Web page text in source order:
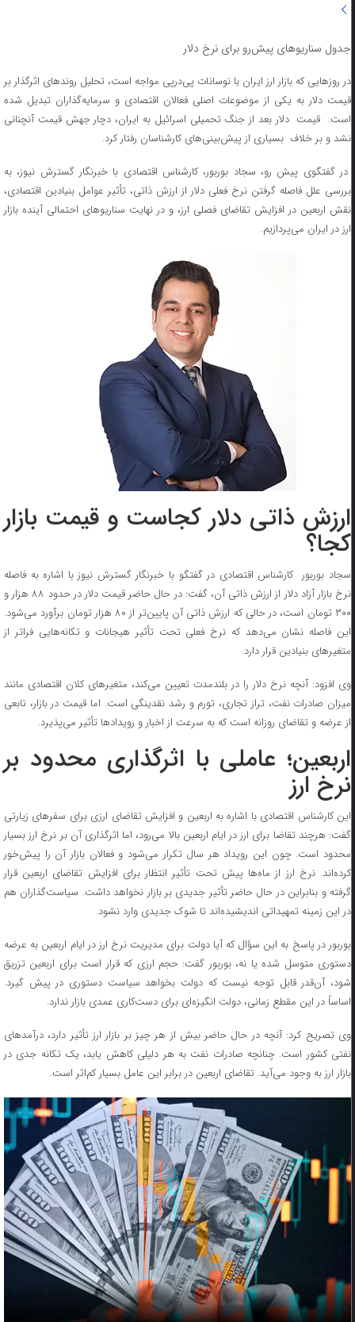
جدول سناریوهای پیش‌رو برای نرخ دلار
در روزهایی که بازار ارز ایران با نوسانات پی‌درپی مواجه است، تحلیل روندهای اثرگذار بر
قیمت دلار به یکی از موضوعات اصلی فعالان اقتصادی و سرمایه‌گذاران تبدیل شده
است. قیمت دلار بعد از جنگ تحمیلی اسرائیل به ایران، دچار جهش قیمت آنچنانی
نشد و بر خلاف بسیاری از پیش‌بینی‌های کارشناسان رفتار کرد.
در گفتگوی پیش رو، سجاد بوربور، کارشناس اقتصادی با خبرنگار گسترش نیوز، به
بررسی علل فاصله‌ گرفتن نرخ فعلی دلار از ارزش ذاتی، تأثیر عوامل بنیادین اقتصادی،
نقش اربعین در افزایش تقاضای فصلی ارز، و در نهایت سناریوهای احتمالی آینده بازار
ارز در ایران می‌پردازیم.
ارزش ذاتی دلار کجاست و قیمت بازار
کجا؟
سجاد بوربور کارشناس اقتصادی در گفتگو با خبرنگار گسترش نیوز با اشاره به فاصله
نرخ بازار آزاد دلار از ارزش ذاتی آن، گفت: در حال حاضر قیمت دلار در حدود ۸۸ هزار و
۳۰۰ تومان است، در حالی که ارزش ذاتی آن پایین‌تر از ۸۰ هزار تومان برآورد می‌شود.
این فاصله نشان می‌دهد که نرخ فعلی تحت تأثیر هیجانات و تکانه‌هایی فراتر از
متغیرهای بنیادین قرار دارد.
وی افزود: آنچه نرخ دلار را در بلندمدت تعیین می‌کند، متغیرهای کلان اقتصادی مانند
میزان صادرات نفت، تراز تجاری، تورم و رشد نقدینگی است. اما قیمت در بازار، تابعی
از عرضه و تقاضای روزانه است که به سرعت از اخبار و رویدادها تأثیر می‌پذیرد.
اربعین؛ عاملی با اثرگذاری محدود بر
نرخ ارز
این کارشناس اقتصادی با اشاره به اربعین و افزایش تقاضای ارزی برای سفرهای زیارتی
گفت: هرچند تقاضا برای ارز در ایام اربعین بالا می‌رود، اما اثرگذاری آن بر نرخ ارز بسیار
محدود است. چون این رویداد هر سال تکرار می‌شود و فعالان بازار آن را پیش‌خور
کرده‌اند. نرخ ارز از ماه‌ها پیش تحت تأثیر انتظار برای افزایش تقاضای اربعین قرار
گرفته و بنابراین در حال حاضر تأثیر جدیدی بر بازار نخواهد داشت. سیاست‌گذاران هم
در این زمینه تمهیداتی اندیشیده‌اند تا شوک جدیدی وارد نشود.
بوربور در پاسخ به این سؤال که آیا دولت برای مدیریت نرخ ارز در ایام اربعین به عرضه
دستوری متوسل شده یا نه، بوربور گفت: حجم ارزی که قرار است برای اربعین تزریق
شود، آن‌قدر قابل توجه نیست که دولت بخواهد سیاست دستوری در پیش گیرد.
اساساً در این مقطع زمانی، دولت انگیزه‌ای برای دست‌کاری عمدی بازار ندارد.
وی تصریح کرد: آنچه در حال حاضر بیش از هر چیز بر بازار ارز تأثیر دارد، درآمدهای
نفتی کشور است. چنانچه صادرات نفت به هر دلیلی کاهش یابد، یک تکانه جدی در
بازار ارز به وجود می‌آید. تقاضای اربعین در برابر این عامل بسیار کم‌اثر است.